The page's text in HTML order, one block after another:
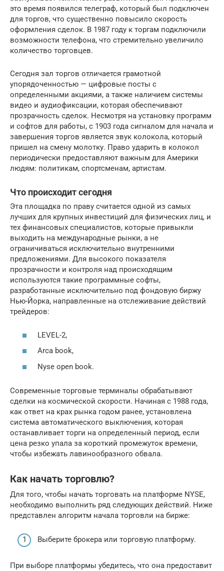
это время появился телеграф, который был подключен
для торгов, что существенно повысило скорость
оформления сделок. В 1987 году к торгам подключили
возможности телефона, что стремительно увеличило
количество торговцев.
Сегодня зал торгов отличается грамотной
упорядоченностью — цифровые посты с
определенными акциями, а также наличием системы
видео и аудиофиксации, которая обеспечивают
прозрачность сделок. Несмотря на установку программ
и софтов для работы, с 1903 года сигналом для начала и
завершения торгов является звук колокола, который
пришел на смену молотку. Право ударить в колокол
периодически предоставляют важным для Америки
людям: политикам, спортсменам, артистам.
Что происходит сегодня
Эта площадка по праву считается одной из самых
лучших для крупных инвестиций для физических лиц, и
тех финансовых специалистов, которые привыкли
выходить на международные рынки, а не
ограничиваться исключительно внутренними
предложениями. Для высокого показателя
прозрачности и контроля над происходящим
используются такие программные софты,
разработанные исключительно под фондовую биржу
Нью-Йорка, направленные на отслеживание действий
трейдеров:
LEVEL-2,
Arca book,
Nyse open book.
Современные торговые терминалы обрабатывают
сделки на космической скорости. Начиная с 1988 года,
как ответ на крах рынка годом ранее, установлена
система автоматического выключения, которая
останавливает торги на определенный период, если
цена резко упала за короткий промежуток времени,
чтобы избежать лавинообразного обвала.
Как начать торговлю?
Для того, чтобы начать торговать на платформе NYSE,
необходимо выполнить ряд следующих действий. Ниже
представлен алгоритм начала торговли на бирже:
Выберите брокера или торговую платформу.
При выборе платформы убедитесь, что она предоставит